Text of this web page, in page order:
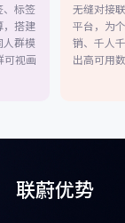
、标签
，搭建
群模
可视画
无缝对接
平台，为
销、千人
出高可用数
联蔚优势